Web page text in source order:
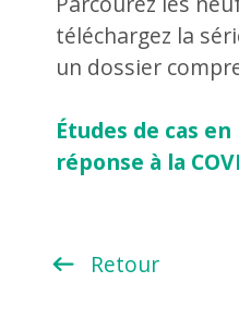
téléchargez la
un dossier
Études de cas
réponse à la
Retour